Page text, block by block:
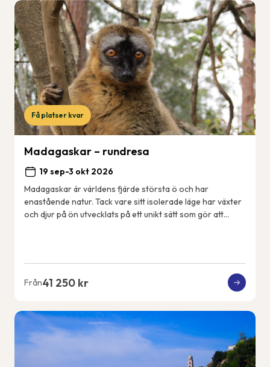
Få platser kvar
Madagaskar – rundresa
19 sep-3 okt 2026
Madagaskar är världens fjärde största ö och har
enastående natur. Tack vare sitt isolerade läge har växter
och djur på ön utvecklats på ett unikt sätt som gör att
Från41 250 kr